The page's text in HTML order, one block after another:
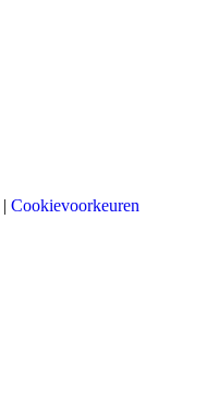
| Cookievoorkeuren